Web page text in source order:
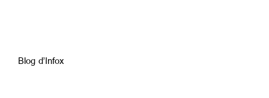
Blog d’Infox